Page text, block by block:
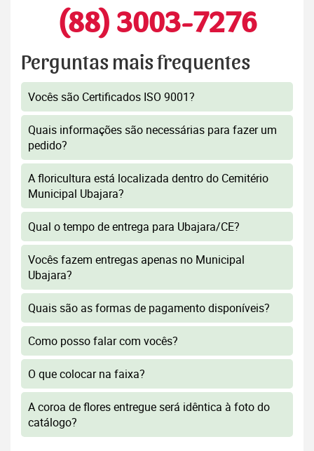
(88) 3003-7276
Perguntas mais frequentes
Vocês são Certificados ISO 9001?
Quais informações são necessárias para fazer um
pedido?
A floricultura está localizada dentro do Cemitério
Municipal Ubajara?
Qual o tempo de entrega para Ubajara/CE?
Vocês fazem entregas apenas no Municipal
Ubajara?
Quais são as formas de pagamento disponíveis?
Como posso falar com vocês?
O que colocar na faixa?
A coroa de flores entregue será idêntica à foto do
catálogo?